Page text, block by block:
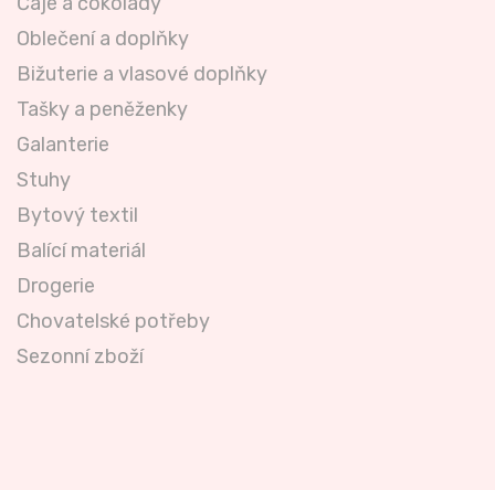
Oblečení a doplňky
Bižuterie a vlasové doplňky
Tašky a peněženky
Galanterie
Stuhy
Bytový textil
Balící materiál
Drogerie
Chovatelské potřeby
Sezonní zboží